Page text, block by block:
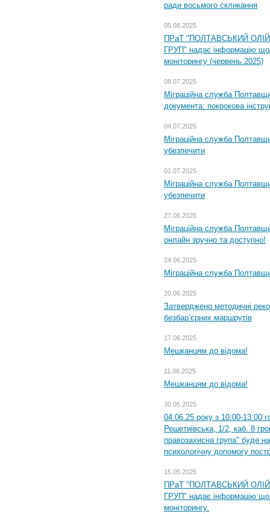
ради восьмого скликання
05.08.2025
ПРаТ "ПОЛТАВСЬКИЙ
ГРУП" надає інформацію
моніторингу (червень 2025)
08.07.2025
Міграційна служба
документа: покрокова
04.07.2025
Міграційна служба
убезпечити
01.07.2025
Міграційна служба
убезпечити
27.06.2025
Міграційна служба
онлайн зручно та доступно!
24.06.2025
Міграційна служба
20.06.2025
Затверджено методичні
безбар’єрних маршрутів
17.06.2025
Мешканцям до відома!
11.06.2025
Мешканцям до відома!
30.05.2025
04.06.25 року з 10:00-13:00
Решетиівська, 1/2, каб. 8
правозахисна група" буде
психологічну допомогу
15.05.2025
ПРаТ "ПОЛТАВСЬКИЙ
ГРУП" надає інформацію
моніторингу.